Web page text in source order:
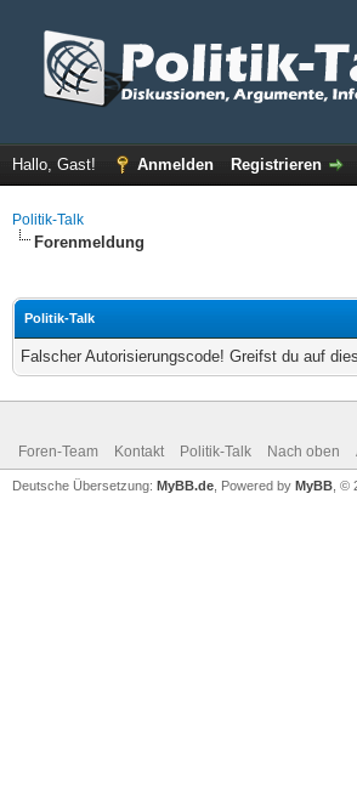
Hallo, Gast! Anmelden Registrieren
Politik-Talk
Forenmeldung
Politik-Talk
Falscher Autorisierungscode! Greifst du auf
Foren-Team Kontakt Politik-Talk Nach oben
Deutsche Übersetzung: MyBB.de , Powered by MyBB , ©